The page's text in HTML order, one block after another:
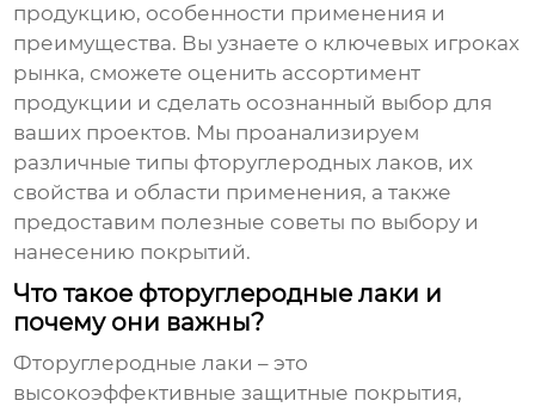
продукцию, особенности применения и
преимущества. Вы узнаете о ключевых игроках
рынка, сможете оценить ассортимент
продукции и сделать осознанный выбор для
ваших проектов. Мы проанализируем
различные типы фторуглеродных лаков, их
свойства и области применения, а также
предоставим полезные советы по выбору и
нанесению покрытий.
Что такое фторуглеродные лаки и
почему они важны?
Фторуглеродные лаки – это
высокоэффективные защитные покрытия,